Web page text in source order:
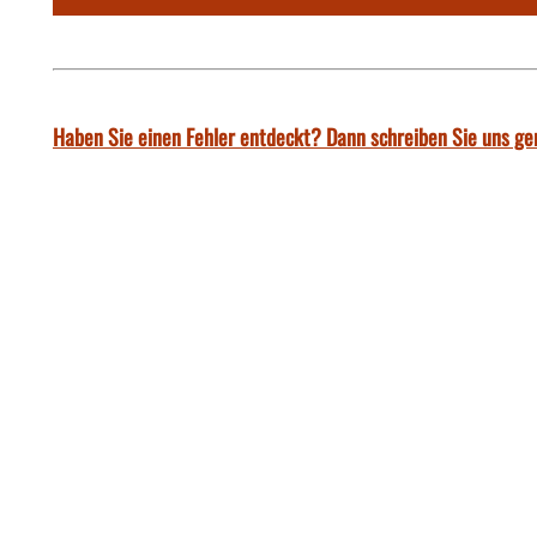
Haben Sie einen Fehler entdeckt? Dann schreiben Sie uns